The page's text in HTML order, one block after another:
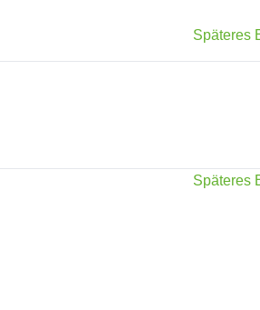
Späteres
Späteres